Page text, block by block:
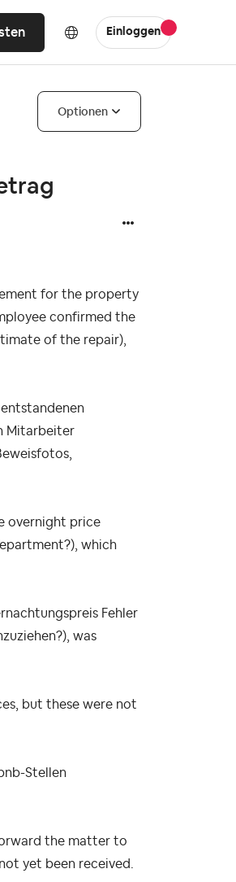
Einloggen
Optionen
for the property
confirmed the
of the repair),
Mitarbeiter
overnight price
which
Fehler
was
but these were not
Stellen
the matter to
yet been received.